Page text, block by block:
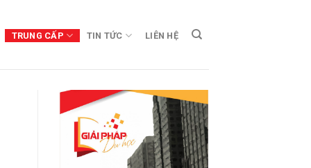
TRUNG CẤP TIN TỨC LIÊN HỆ